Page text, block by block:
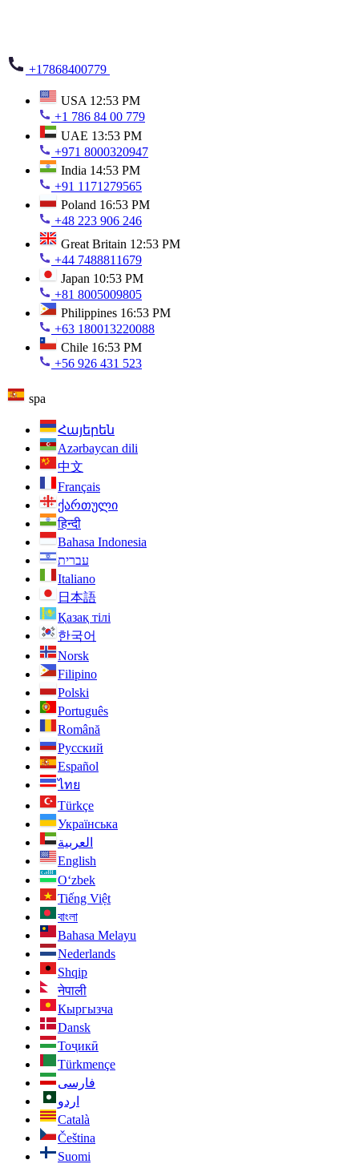
+17868400779
USA 12:53 PM
+1 786 84 00 779
UAE 13:53 PM
+971 8000320947
India 14:53 PM
+91 1171279565
Poland 16:53 PM
+48 223 906 246
Great Britain 12:53 PM
+44 7488811679
Japan 10:53 PM
+81 8005009805
Philippines 16:53 PM
+63 180013220088
Chile 16:53 PM
+56 926 431 523
spa
Հայերեն
Azərbaycan dili
中文
Français
ქართული
हिन्दी
Bahasa Indonesia
עברית
Italiano
日本語
Қазақ тілі
한국어
Norsk
Filipino
Polski
Português
Română
Русский
Español
ไทย
Türkçe
Українська
العربية
English
O‘zbek
Tiếng Việt
বাংলা
Bahasa Melayu
Nederlands
Shqip
नेपाली
Кыргызча
Dansk
Тоҷикӣ
Türkmençe
فارسی
اردو
Català
Čeština
Suomi